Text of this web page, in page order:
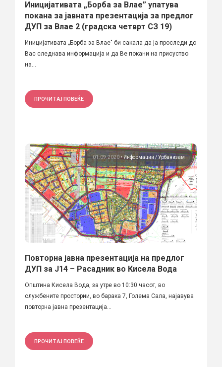
Иницијативата „Борба за Влае” упатува
покана за јавната презентација за предлог
ДУП за Влае 2 (градска четврт СЗ 19)
Иницијативата „Борба за Влае" би сакала да ја проследи до
Вас следнава информација и да Ве покани на присуство
на...
ПРОЧИТАЈ ПОВЕЌЕ
01.09.2020• Информации Урбанизам
Повторна јавна презентација на предлог
ДУП за Ј14 – Расадник во Кисела Вода
Општина Кисела Вода, за утре во 10:30 часот, во
службените простории, во барака 7, Голема Сала, најавува
повторна јавна презентација...
ПРОЧИТАЈ ПОВЕЌЕ